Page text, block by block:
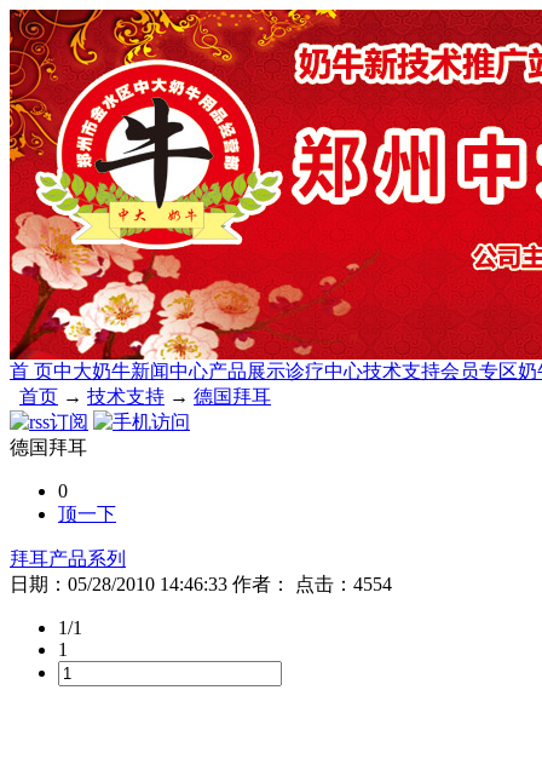
首 页中大奶牛新闻中心产品展示诊疗中心技术支持会员专区奶
首页 → 技术支持 → 德国拜耳
德国拜耳
0
顶一下
拜耳产品系列
日期： 05/28/2010 14:46:33 作者： 点击： 4554
1/1
1